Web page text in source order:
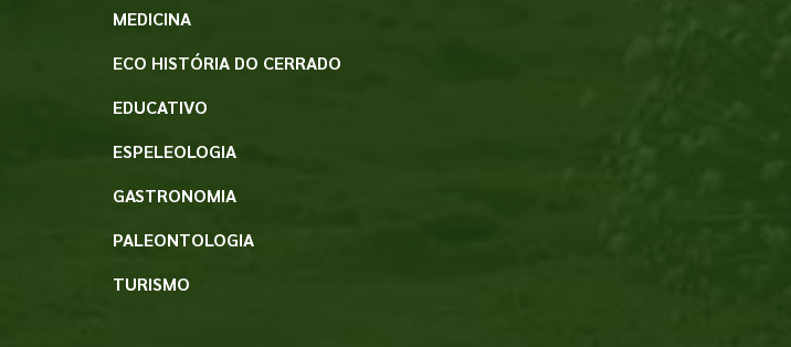
MEDICINA
ECO HISTÓRIA DO CERRADO
EDUCATIVO
ESPELEOLOGIA
GASTRONOMIA
PALEONTOLOGIA
TURISMO